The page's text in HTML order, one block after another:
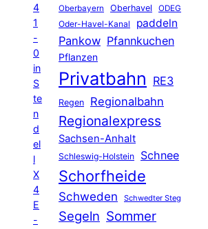
4
1
-
0
in
S
te
n
d
el
l
X
4
E
-
Oberbayern Oberhavel ODEG
Oder-Havel-Kanal paddeln
Pankow Pfannkuchen
Pflanzen
Privatbahn RE3
Regen Regionalbahn
Regionalexpress
Sachsen-Anhalt
Schleswig-Holstein Schnee
Schorfheide
Schweden Schwedter Steg
Segeln Sommer